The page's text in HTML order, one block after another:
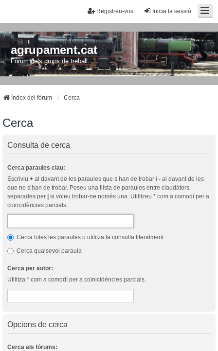
Inicia la sessió
Registreu-vos
agrupament.cat
Fòrum dels grups de treball
Índex del fòrum Cerca
Cerca
Consulta de cerca
Cerca paraules clau:
Escriviu + al davant de les paraules que s’han de trobar i - al davant de les
que no s’han de trobar. Poseu una llista de paraules entre claudàtors
separades per | si voleu trobar-ne només una. Utilitzeu * com a comodí per a
coincidències parcials.
Cerca totes les paraules o utilitza la consulta literalment
Cerca qualsevol paraula
Cerca per autor:
Utilitza * com a comodí per a coinicidències parcials.
Opcions de cerca
Cerca als fòrums: